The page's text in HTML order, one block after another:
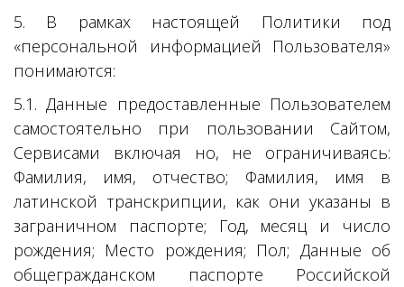
5. В рамках настоящей Политики под
«персональной информацией Пользователя»
понимаются:
5.1. Данные предоставленные Пользователем
самостоятельно при пользовании Сайтом,
Сервисами включая но, не ограничиваясь:
Фамилия, имя, отчество; Фамилия, имя в
латинской транскрипции, как они указаны в
заграничном паспорте; Год, месяц и число
рождения; Место рождения; Пол; Данные об
общегражданском паспорте Российской